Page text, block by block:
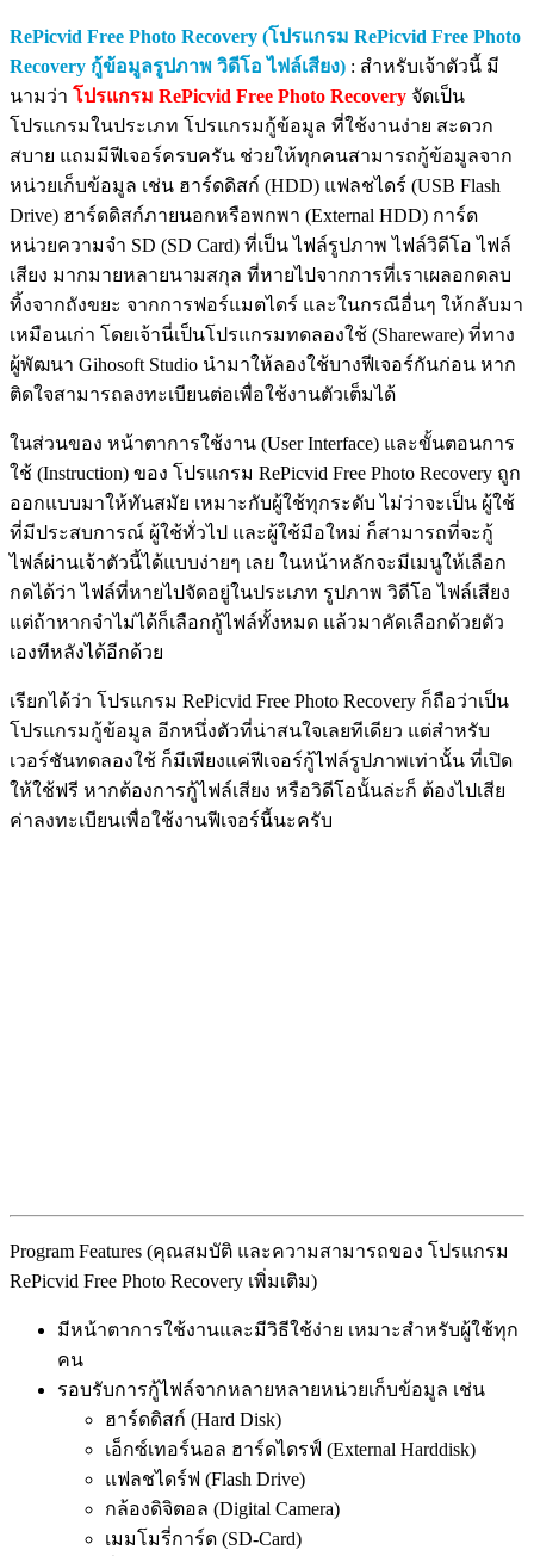
RePicvid Free Photo Recovery (โปรแกรม RePicvid Free Photo
Recovery กู้ข้อมูลรูปภาพ วิดีโอ ไฟล์เสียง) : สำหรับเจ้าตัวนี้ มี
นามว่า โปรแกรม RePicvid Free Photo Recovery จัดเป็น
โปรแกรมในประเภท โปรแกรมกู้ข้อมูล ที่ใช้งานง่าย สะดวก
สบาย แถมมีฟีเจอร์ครบครัน ช่วยให้ทุกคนสามารถกู้ข้อมูลจาก
หน่วยเก็บข้อมูล เช่น ฮาร์ดดิสก์ (HDD) แฟลชไดร์ (USB Flash
Drive) ฮาร์ดดิสก์ภายนอกหรือพกพา (External HDD) การ์ด
หน่วยความจำ SD (SD Card) ที่เป็น ไฟล์รูปภาพ ไฟล์วิดีโอ ไฟล์
เสียง มากมายหลายนามสกุล ที่หายไปจากการที่เราเผลอกดลบ
ทิ้งจากถังขยะ จากการฟอร์แมตไดร์ และในกรณีอื่นๆ ให้กลับมา
เหมือนเก่า โดยเจ้านี่เป็นโปรแกรมทดลองใช้ (Shareware) ที่ทาง
ผู้พัฒนา Gihosoft Studio นำมาให้ลองใช้บางฟีเจอร์กันก่อน หาก
ติดใจสามารถลงทะเบียนต่อเพื่อใช้งานตัวเต็มได้
ในส่วนของ หน้าตาการใช้งาน (User Interface) และขั้นตอนการ
ใช้ (Instruction) ของ โปรแกรม RePicvid Free Photo Recovery ถูก
ออกแบบมาให้ทันสมัย เหมาะกับผู้ใช้ทุกระดับ ไม่ว่าจะเป็น ผู้ใช้
ที่มีประสบการณ์ ผู้ใช้ทั่วไป และผู้ใช้มือใหม่ ก็สามารถที่จะกู้
ไฟล์ผ่านเจ้าตัวนี้ได้แบบง่ายๆ เลย ในหน้าหลักจะมีเมนูให้เลือก
กดได้ว่า ไฟล์ที่หายไปจัดอยู่ในประเภท รูปภาพ วิดีโอ ไฟล์เสียง
แต่ถ้าหากจำไม่ได้ก็เลือกกู้ไฟล์ทั้งหมด แล้วมาคัดเลือกด้วยตัว
เองทีหลังได้อีกด้วย
เรียกได้ว่า โปรแกรม RePicvid Free Photo Recovery ก็ถือว่าเป็น
โปรแกรมกู้ข้อมูล อีกหนึ่งตัวที่น่าสนใจเลยทีเดียว แต่สำหรับ
เวอร์ชันทดลองใช้ ก็มีเพียงแค่ฟีเจอร์กู้ไฟล์รูปภาพเท่านั้น ที่เปิด
ให้ใช้ฟรี หากต้องการกู้ไฟล์เสียง หรือวิดีโอนั้นล่ะก็ ต้องไปเสีย
ค่าลงทะเบียนเพื่อใช้งานฟีเจอร์นี้นะครับ
Program Features (คุณสมบัติ และความสามารถของ โปรแกรม
RePicvid Free Photo Recovery เพิ่มเติม)
มีหน้าตาการใช้งานและมีวิธีใช้ง่าย เหมาะสำหรับผู้ใช้ทุก
คน
รอบรับการกู้ไฟล์จากหลายหลายหน่วยเก็บข้อมูล เช่น
ฮาร์ดดิสก์ (Hard Disk)
เอ็กซ์เทอร์นอล ฮาร์ดไดรฟ์ (External Harddisk)
แฟลชไดร์ฟ (Flash Drive)
กล้องดิจิตอล (Digital Camera)
เมมโมรี่การ์ด (SD-Card)